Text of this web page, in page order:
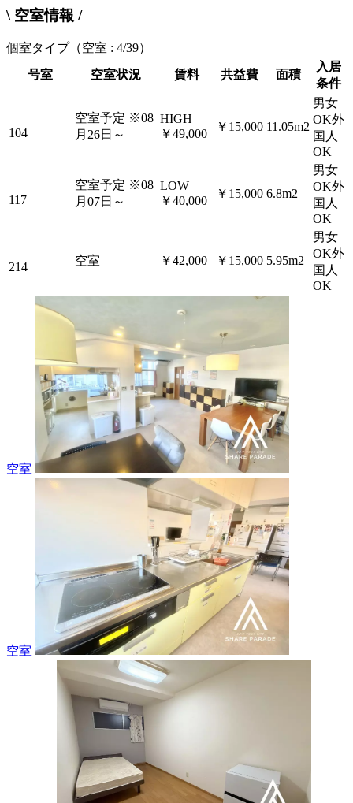
\ 空室情報 /
個室タイプ（空室 : 4/39）
号室
空室状況 賃料 共益費 面積
入居
条件
104
空室予定 ※08
月26日～
HIGH
￥49,000
￥15,000 11.05m2
男女
OK外
国人
OK
117
空室予定 ※08
月07日～
LOW
￥40,000
￥15,000 6.8m2
男女
OK外
国人
OK
214 空室 ￥42,000 ￥15,000 5.95m2
男女
OK外
国人
OK
空室
空室